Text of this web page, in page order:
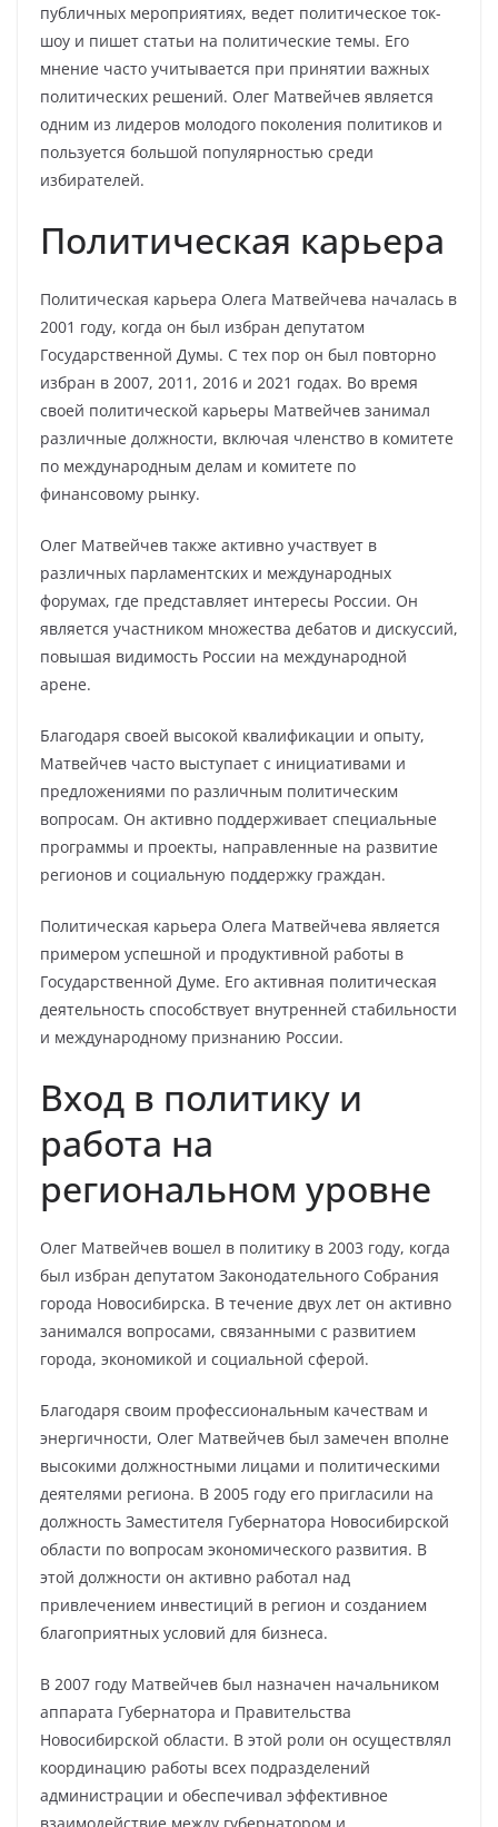
публичных мероприятиях, ведет политическое ток-
шоу и пишет статьи на политические темы. Его
мнение часто учитывается при принятии важных
политических решений. Олег Матвейчев является
одним из лидеров молодого поколения политиков и
пользуется большой популярностью среди
избирателей.
Политическая карьера
Политическая карьера Олега Матвейчева началась в
2001 году, когда он был избран депутатом
Государственной Думы. С тех пор он был повторно
избран в 2007, 2011, 2016 и 2021 годах. Во время
своей политической карьеры Матвейчев занимал
различные должности, включая членство в комитете
по международным делам и комитете по
финансовому рынку.
Олег Матвейчев также активно участвует в
различных парламентских и международных
форумах, где представляет интересы России. Он
является участником множества дебатов и дискуссий,
повышая видимость России на международной
арене.
Благодаря своей высокой квалификации и опыту,
Матвейчев часто выступает с инициативами и
предложениями по различным политическим
вопросам. Он активно поддерживает специальные
программы и проекты, направленные на развитие
регионов и социальную поддержку граждан.
Политическая карьера Олега Матвейчева является
примером успешной и продуктивной работы в
Государственной Думе. Его активная политическая
деятельность способствует внутренней стабильности
и международному признанию России.
Вход в политику и
работа на
региональном уровне
Олег Матвейчев вошел в политику в 2003 году, когда
был избран депутатом Законодательного Собрания
города Новосибирска. В течение двух лет он активно
занимался вопросами, связанными с развитием
города, экономикой и социальной сферой.
Благодаря своим профессиональным качествам и
энергичности, Олег Матвейчев был замечен вполне
высокими должностными лицами и политическими
деятелями региона. В 2005 году его пригласили на
должность Заместителя Губернатора Новосибирской
области по вопросам экономического развития. В
этой должности он активно работал над
привлечением инвестиций в регион и созданием
благоприятных условий для бизнеса.
В 2007 году Матвейчев был назначен начальником
аппарата Губернатора и Правительства
Новосибирской области. В этой роли он осуществлял
координацию работы всех подразделений
администрации и обеспечивал эффективное